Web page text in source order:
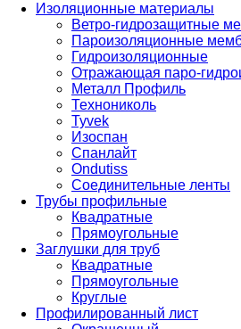
Изоляционные материалы
Ветро-гидрозащитные
Пароизоляционные
Гидроизоляционные
Отражающая паро-
Металл Профиль
Технониколь
Tyvek
Изоспан
Спанлайт
Ondutiss
Соединительные ленты
Трубы профильные
Квадратные
Прямоугольные
Заглушки для труб
Квадратные
Прямоугольные
Круглые
Профилированный лист